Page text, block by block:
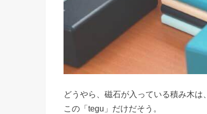
どうやら、磁石が入っている積み木は、
この「tegu」だけだそう。